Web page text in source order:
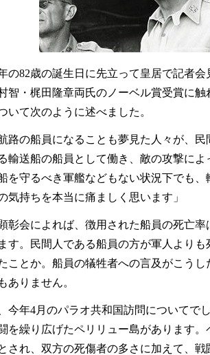
の82歳の誕生日に先立って皇居で記者
智・梶田隆章両氏のノーベル賞受賞に
いて次のように述べました。
路の船員になることも夢見た人々が、
輸送船の船員として働き、敵の攻撃に
を守るべき軍艦などもない状況下でも
気持ちを本当に痛ましく思います」
彰会によれば、徴用された船員の死亡
す。民間人である船員の方が軍人より
ことか。船員の犠牲者への言及がこう
ありません。
今年4月のパラオ共和国訪問についてで
を繰り広げたペリリュー島があります
され、双方の死傷者の多さに加えて、